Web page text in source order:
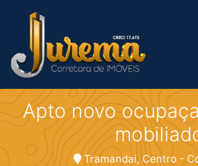
Apto novo
Tramandai, Centro -